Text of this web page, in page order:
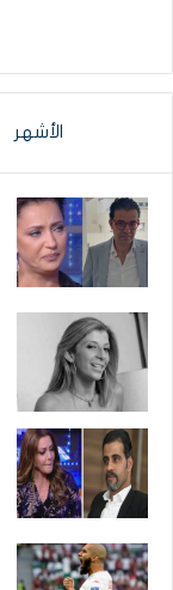
الأشهر